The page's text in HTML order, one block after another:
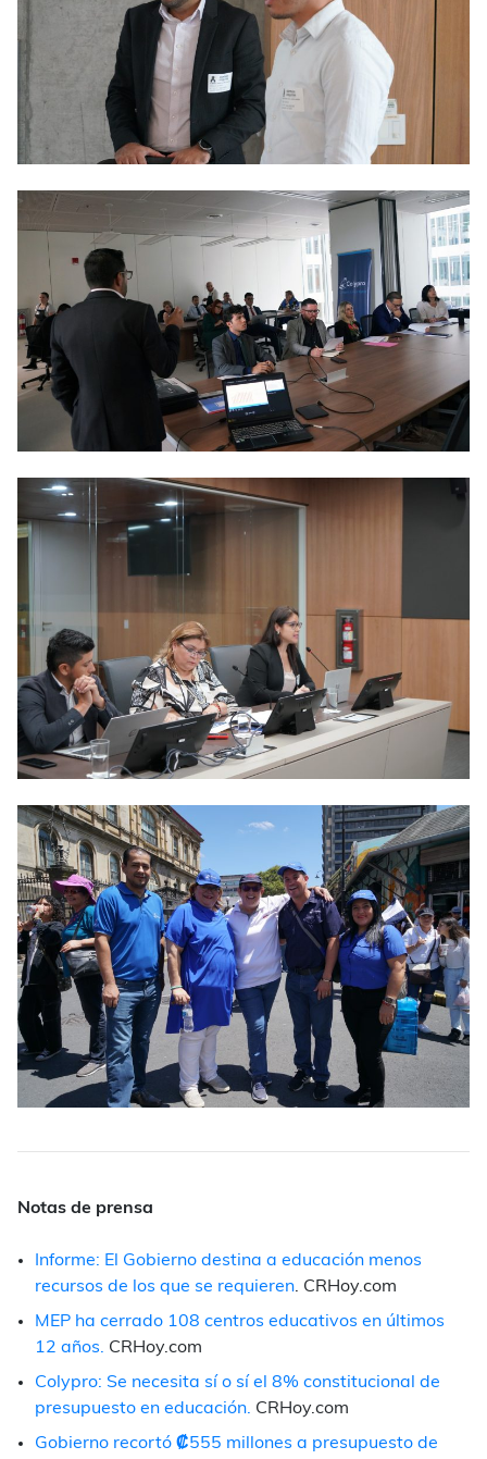
Notas de prensa
Informe: El Gobierno destina a educación menos
recursos de los que se requieren. CRHoy.com
MEP ha cerrado 108 centros educativos en últimos
12 años. CRHoy.com
Colypro: Se necesita sí o sí el 8% constitucional de
presupuesto en educación. CRHoy.com
Gobierno recortó ₡555 millones a presupuesto de